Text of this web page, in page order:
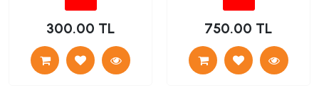
300.00 TL 750.00 TL